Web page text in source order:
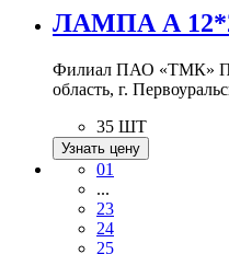
ЛАМПА А
Филиал ПАО «ТМК»
область, г.
35 ШТ
Узнать цену
01
...
23
24
25